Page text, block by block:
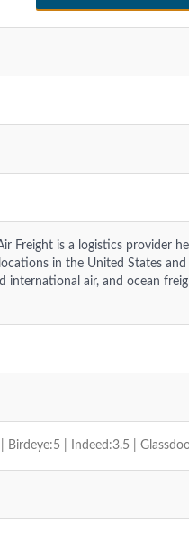
Freight is a logistics provider
in the United States
international air, and ocean
Birdeye:5 | Indeed:3.5 |